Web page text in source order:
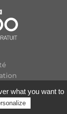
what you want to